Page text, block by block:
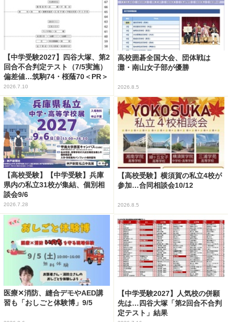
【中学受験2027】四谷大塚、第2
回合不合判定テスト（7/5実施）
偏差値…筑駒74・桜蔭70＜PR＞
2026.7.10
高校囲碁全国大会、団体戦は
灘・南山女子部が優勝
2026.8.5
【高校受験】【中学受験】兵庫
県内の私立31校が集結、個別相
談会9/6
2026.7.28
【高校受験】横須賀の私立4校が
参加…合同相談会10/12
2026.8.5
医療✕消防、縫合デモやAED講
習も「おしごと体験博」9/5
【中学受験2027】人気校の併願
先は…四谷大塚「第2回合不合判
定テスト」結果